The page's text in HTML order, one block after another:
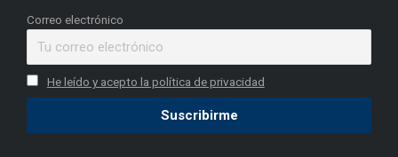
opens
window
opens
window
Correo electrónico
He leído y acepto la política de privacidad